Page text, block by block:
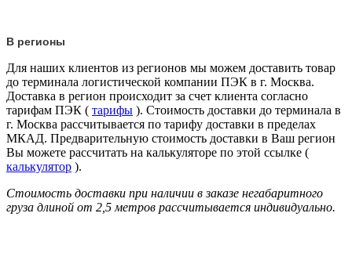
В регионы
Для наших клиентов из регионов мы можем доставить товар
до терминала логистической компании ПЭК в г. Москва.
Доставка в регион происходит за счет клиента согласно
тарифам ПЭК ( тарифы ). Стоимость доставки до терминала в
г. Москва рассчитывается по тарифу доставки в пределах
МКАД. Предварительную стоимость доставки в Ваш регион
Вы можете рассчитать на калькуляторе по этой ссылке (
калькулятор ).
Стоимость доставки при наличии в заказе негабаритного
груза длиной от 2,5 метров рассчитывается индивидуально.